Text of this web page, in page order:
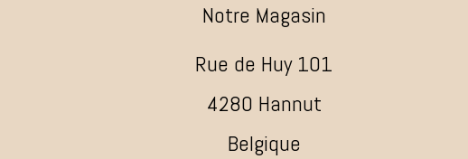
Notre Magasin
Rue de Huy 101
4280 Hannut
Belgique